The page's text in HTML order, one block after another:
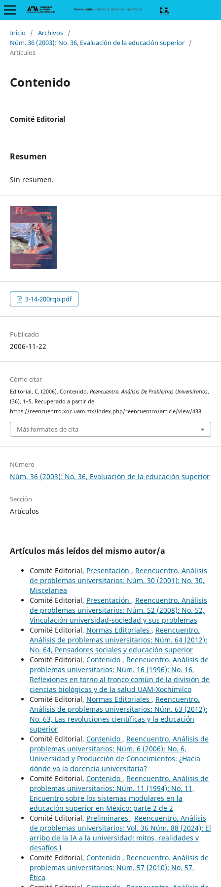
Inicio / Archivos /
Núm. 36 (2003): No. 36, Evaluación de la educación superior /
Artículos
Contenido
Comité Editorial
Resumen
Sin resumen.
3-14-200rqb.pdf
Publicado
2006-11-22
Cómo citar
Editorial, C. (2006). Contenido. Reencuentro. Análisis De Problemas Universitarios,
(36), 1–5. Recuperado a partir de
https://reencuentro.xoc.uam.mx/index.php/reencuentro/article/view/438
Más formatos de cita
Número
Núm. 36 (2003): No. 36, Evaluación de la educación superior
Sección
Artículos
Artículos más leídos del mismo autor/a
Comité Editorial, Presentación , Reencuentro. Análisis
de problemas universitarios: Núm. 30 (2001): No. 30,
Miscelanea
Comité Editorial, Presentación , Reencuentro. Análisis
de problemas universitarios: Núm. 52 (2008): No. 52,
Vinculación universidad-sociedad y sus problemas
Comité Editorial, Normas Editoriales , Reencuentro.
Análisis de problemas universitarios: Núm. 64 (2012):
No. 64, Pensadores sociales y educación superior
Comité Editorial, Contenido , Reencuentro. Análisis de
problemas universitarios: Núm. 16 (1996): No. 16,
Reflexiones en torno al tronco común de la división de
ciencias biológicas y de la salud UAM-Xochimilco
Comité Editorial, Normas Editoriales , Reencuentro.
Análisis de problemas universitarios: Núm. 63 (2012):
No. 63, Las revoluciones científicas y la educación
superior
Comité Editorial, Contenido , Reencuentro. Análisis de
problemas universitarios: Núm. 6 (2006): No. 6,
Universidad y Producción de Conocimientos: ¿Hacia
dónde va la docencia universitaria?
Comité Editorial, Contenido , Reencuentro. Análisis de
problemas universitarios: Núm. 11 (1994): No. 11,
Encuentro sobre los sistemas modulares en la
educación superior en México: parte 2 de 2
Comité Editorial, Preliminares , Reencuentro. Análisis
de problemas universitarios: Vol. 36 Núm. 88 (2024): El
arribo de la IA a la universidad: mitos, realidades y
desafíos I
Comité Editorial, Contenido , Reencuentro. Análisis de
problemas universitarios: Núm. 57 (2010): No. 57,
Ética